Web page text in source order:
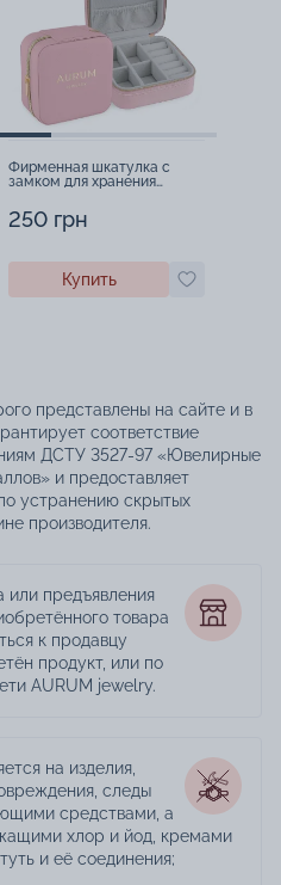
Фирменная шкатулка с
замком для хранения
250 грн
Купить
представлены на сайте и в
соответствие
ДСТУ 3527-97 «Ювелирные
и предоставляет
устранению скрытых
производителя.
или предъявления
товара
к продавцу
продукт, или по
AURUM jewelry.
на изделия,
следы
средствами, а
хлор и йод, кремами
и её соединения;